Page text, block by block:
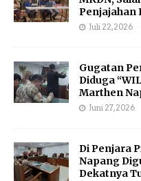
Penjajahan
Juli 22, 2026
Gugatan
Diduga
Marthen
Juni 27, 2026
Di Penjara
Napang
Dekatnya